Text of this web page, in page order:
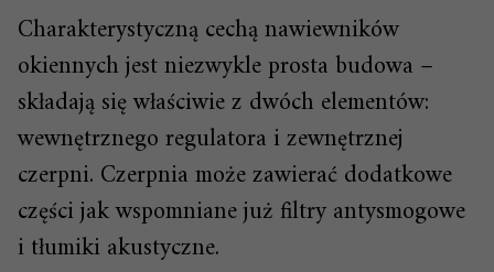
Charakterystyczną cechą nawiewników
okiennych jest niezwykle prosta budowa –
składają się właściwie z dwóch elementów:
wewnętrznego regulatora i zewnętrznej
czerpni. Czerpnia może zawierać dodatkowe
części jak wspomniane już filtry antysmogowe
i tłumiki akustyczne.